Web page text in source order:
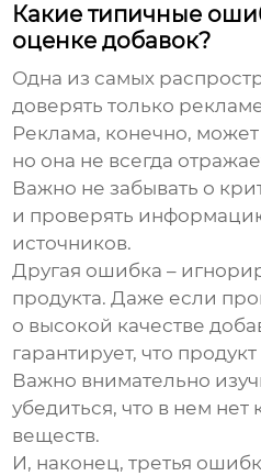
Какие типичные
оценке добавок?
Одна из самых
доверять только
Реклама, конечно,
но она не всегда
Важно не забывать о
и проверять
источников.
Другая ошибка –
продукта. Даже если
о высокой качестве
гарантирует, что
Важно внимательно
убедиться, что в нем
веществ.
И, наконец, третья